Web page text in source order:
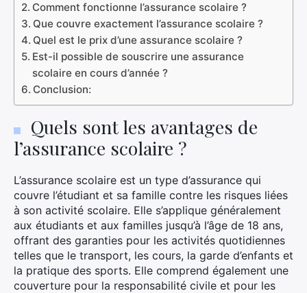
Comment fonctionne l’assurance scolaire ?
Que couvre exactement l’assurance scolaire ?
Quel est le prix d’une assurance scolaire ?
Est-il possible de souscrire une assurance
scolaire en cours d’année ?
Conclusion:
Quels sont les avantages de
l’assurance scolaire ?
L’assurance scolaire est un type d’assurance qui
couvre l’étudiant et sa famille contre les risques liées
à son activité scolaire. Elle s’applique généralement
aux étudiants et aux familles jusqu’à l’âge de 18 ans,
offrant des garanties pour les activités quotidiennes
telles que le transport, les cours, la garde d’enfants et
la pratique des sports. Elle comprend également une
couverture pour la responsabilité civile et pour les